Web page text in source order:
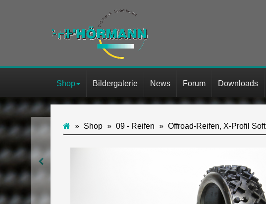
Shop Bildergalerie News Forum Downloads
Shop 09 - Reifen Offroad-Reifen, X-Profil Soft